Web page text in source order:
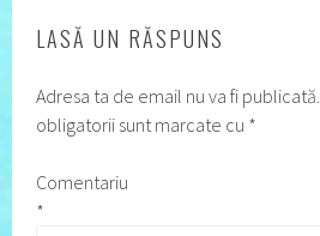
LASĂ UN RĂSPUNS
Adresa ta de email nu va fi publicată.
obligatorii sunt marcate cu *
Comentariu
*